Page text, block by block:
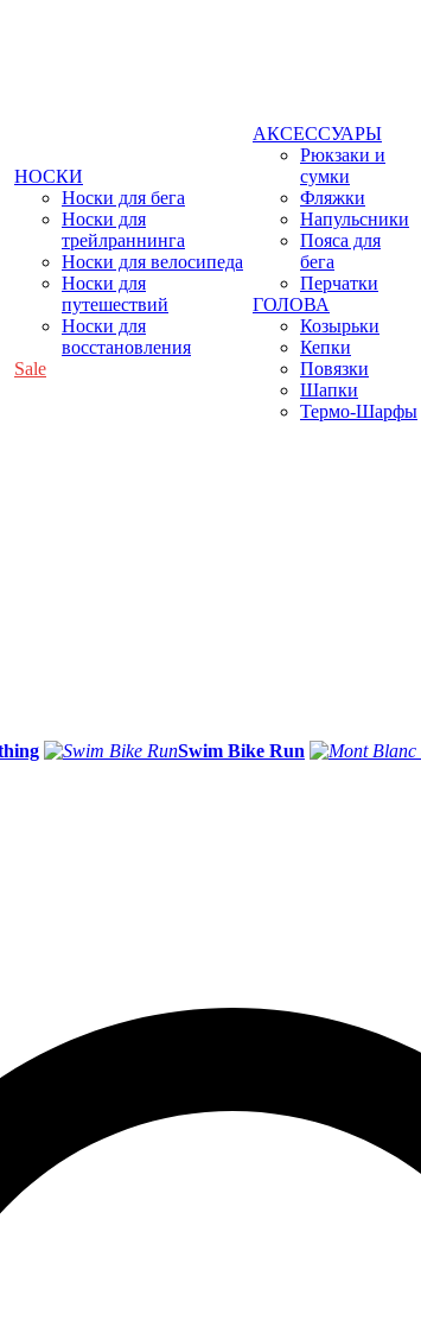
НОСКИ
Носки для бега
Носки для
трейлраннинга
Носки для велосипеда
Носки для
путешествий
Носки для
восстановления
Sale
АКСЕССУАРЫ
Рюкзаки и
сумки
Фляжки
Напульсники
Пояса для
бега
Перчатки
ГОЛОВА
Козырьки
Кепки
Повязки
Шапки
Термо-Шарфы
Swim Bike Run